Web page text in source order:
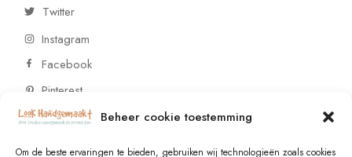
Beheer cookie toestemming
Om de beste ervaringen te bieden, gebruiken wij technologieën zoals cookies
Twitter
Instagram
Facebook
Pinterest
CONTACT